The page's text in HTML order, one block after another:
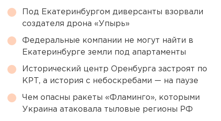
Под Екатеринбургом диверсанты взорвали
создателя дрона «Упырь»
Федеральные компании не могут найти в
Екатеринбурге земли под апартаменты
Исторический центр Оренбурга застроят по
КРТ, а история с небоскребами — на паузе
Чем опасны ракеты «Фламинго», которыми
Украина атаковала тыловые регионы РФ